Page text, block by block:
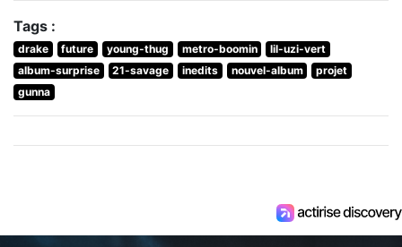
Tags :
drake future young-thug metro-boomin
lil-uzi-vert
album-surprise
21-savage inedits nouvel-album
projet
gunna